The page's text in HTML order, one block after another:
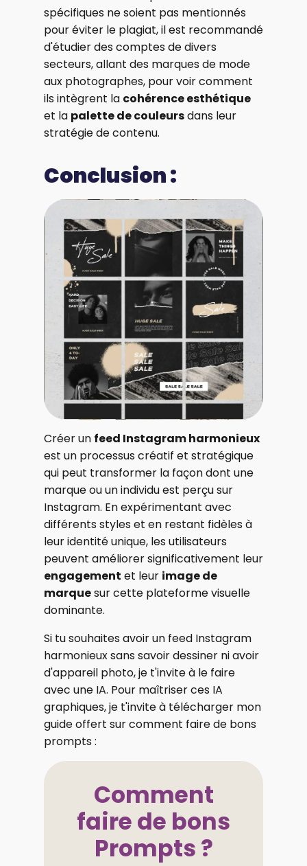
spécifiques ne soient pas mentionnés
pour éviter le plagiat, il est recommandé
d'étudier des comptes de divers
secteurs, allant des marques de mode
aux photographes, pour voir comment
ils intègrent la cohérence esthétique
et la palette de couleursdans leur
stratégie de contenu.
Conclusion :
Créer un feed Instagram harmonieux
est un processus créatif et stratégique
qui peut transformer la façon dont une
marque ou un individu est perçu sur
Instagram. En expérimentant avec
différents styles et en restant fidèles à
leur identité unique, les utilisateurs
peuvent améliorer significativement leur
engagement et leur image de
marquesur cette plateforme visuelle
dominante.
Si tu souhaites avoir un feed Instagram
harmonieux sans savoir dessiner ni avoir
d'appareil photo, je t'invite à le faire
avec une IA. Pour maîtriser ces IA
graphiques, je t'invite à télécharger mon
guide offert sur comment faire de bons
prompts :
Comment
faire de bons
Prompts ?